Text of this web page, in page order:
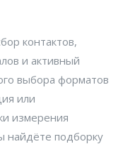
контактов,
и активный
выбора форматов
или
измерения
найдёте подборку